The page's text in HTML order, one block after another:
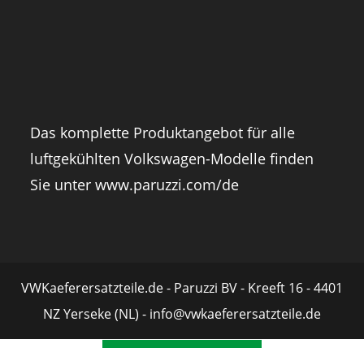
Das komplette Produktangebot für alle
luftgekühlten Volkswagen-Modelle finden
Sie unterwww.paruzzi.com/de
VWKaeferersatzteile.de - Paruzzi BV - Kreeft 16 - 4401
NZ Yerseke (NL) - info@vwkaeferersatzteile.de